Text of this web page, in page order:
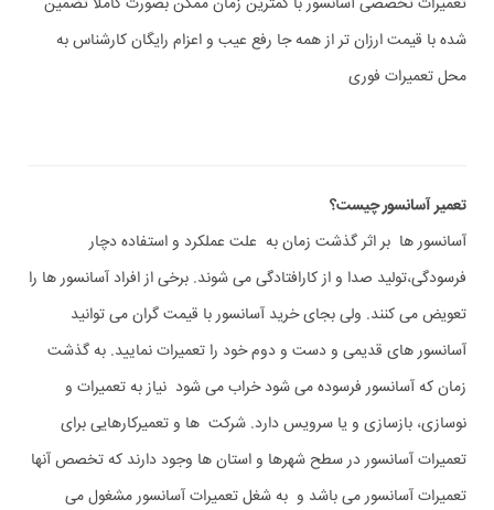
شده با قیمت ارزان تر از همه جا رفع عیب و اعزام رایگان کارشناس به
محل تعمیرات فوری
تعمیر آسانسور چیست؟
آسانسور ها بر اثر گذشت زمان به علت عملکرد و استفاده دچار
فرسودگی،تولید صدا و از کارافتادگی می شوند. برخی از افراد آسانسور ها را
تعویض می کنند. ولی بجای خرید آسانسور با قیمت گران می توانید
آسانسور های قدیمی و دست و دوم خود را تعمیرات نمایید. به گذشت
زمان که آسانسور فرسوده می شود خراب می شود نیاز به تعمیرات و
نوسازی، بازسازی و یا سرویس دارد. شرکت ها و تعمیرکارهایی برای
تعمیرات آسانسور در سطح شهرها و استان ها وجود دارند که تخصص آنها
تعمیرات آسانسور می باشد و به شغل تعمیرات آسانسور مشغول می